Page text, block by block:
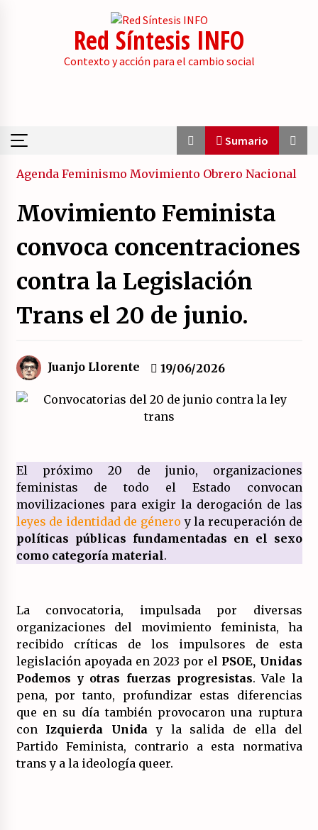
Red Síntesis INFO
Contexto y acción para el cambio social
Sumario
Sumario
La psicología de la desinformación y los
21/07/2026
Movilización social contra los presupuestos
derechistas de la Generalitat Valenciana.
21/07/2026
políticos.
¿Son marxistas las publicaciones de la
¿Por qué la «unidad de las izquierdas» es un
19/07/2026
Polarizada y movilizada, la ciudadanía no se
queda en casa.
Llamamiento por el 18 julio del Encuentro
Estatal por la República.
17/07/2026
La OTAN acelera la militarización industrial
con un nuevo modelo de producción
permanente.
16/07/2026
Actos en Valencia y Alicante contra la
represión del activismo por Palestina.
Agenda Feminismo Movimiento Obrero Nacional
Movimiento Feminista
convoca concentraciones
contra la Legislación
Trans el 20 de junio.
Juanjo Llorente 19/06/2026
El próximo 20 de junio, organizaciones
feministas de todo el Estado convocan
movilizaciones para exigir la derogación de las
leyes de identidad de género y la recuperación de
políticas públicas fundamentadas en el sexo
como categoría material.
La convocatoria, impulsada por diversas
organizaciones del movimiento feminista, ha
recibido críticas de los impulsores de esta
legislación apoyada en 2023 por el PSOE, Unidas
Podemos y otras fuerzas progresistas. Vale la
pena, por tanto, profundizar estas diferencias
que en su día también provocaron una ruptura
con Izquierda Unida y la salida de ella del
Partido Feminista, contrario a esta normativa
trans y a la ideología queer.